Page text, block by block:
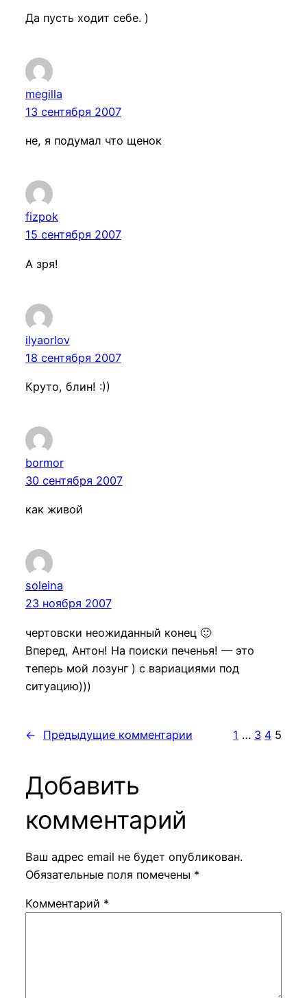
Да пусть ходит себе. )
megilla
13 сентября 2007
не, я подумал что щенок
fizpok
15 сентября 2007
А зря!
ilyaorlov
18 сентября 2007
Круто, блин! :))
bormor
30 сентября 2007
как живой
soleina
23 ноября 2007
чертовски неожиданный конец 🙂
Вперед, Антон! На поиски печенья! — это
теперь мой лозунг ) с вариациями под
ситуацию)))
← Предыдущие комментарии 1 … 3 4 5
Добавить
комментарий
Ваш адрес email не будет опубликован.
Обязательные поля помечены *
Комментарий *